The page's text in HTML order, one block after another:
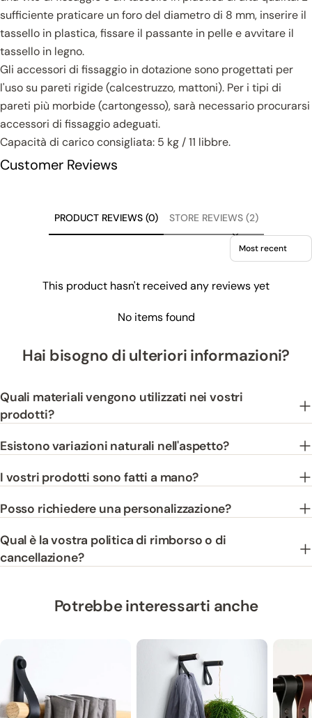
sufficiente praticare un foro del diametro di 8 mm, inserire il
tassello in plastica, fissare il passante in pelle e avvitare il
tassello in legno.
Gli accessori di fissaggio in dotazione sono progettati per
l'uso su pareti rigide (calcestruzzo, mattoni). Per i tipi di
pareti più morbide (cartongesso), sarà necessario procurarsi
accessori di fissaggio adeguati.
Capacità di carico consigliata: 5 kg / 11 libbre.
Customer Reviews
PRODUCT REVIEWS (0) STORE REVIEWS (2)
Sort reviews by
This product hasn't received any reviews yet
No items found
Hai bisogno di ulteriori informazioni?
Quali materiali vengono utilizzati nei vostri
prodotti?
Esistono variazioni naturali nell'aspetto?
I vostri prodotti sono fatti a mano?
Posso richiedere una personalizzazione?
Qual è la vostra politica di rimborso o di
cancellazione?
Potrebbe interessarti anche